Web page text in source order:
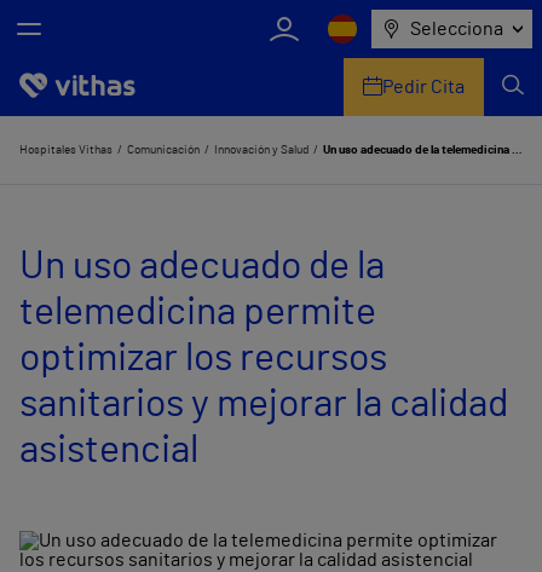
Selecciona
Nosotros
Servicios de salud
Equipo médico y asistencial
Información útil
Comunicación
Pedir Cita
Hospitales Vithas Comunicación Innovación y Salud Un uso adecuado de la telemedicina permite optimizar los recursos sanitarios y mejorar la calidad asistencial
Un uso adecuado de la
telemedicina permite
optimizar los recursos
sanitarios y mejorar la calidad
asistencial